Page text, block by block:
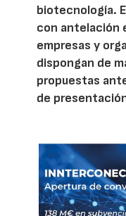
biotecnología.
con antelación
empresas y
dispongan de
propuestas
de